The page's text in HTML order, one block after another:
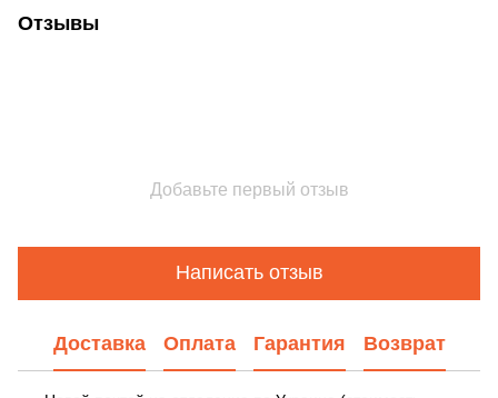
Отзывы
Добавьте первый отзыв
Написать отзыв
Доставка Оплата Гарантия Возврат